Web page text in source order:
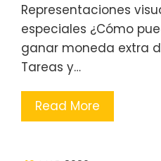
Representaciones
especiales ¿Cómo
ganar moneda extra
Tareas y…
Read More